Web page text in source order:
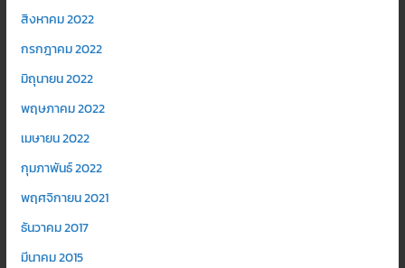
สิงหาคม 2022
กรกฎาคม 2022
มิถุนายน 2022
พฤษภาคม 2022
เมษายน 2022
กุมภาพันธ์ 2022
พฤศจิกายน 2021
ธันวาคม 2017
มีนาคม 2015